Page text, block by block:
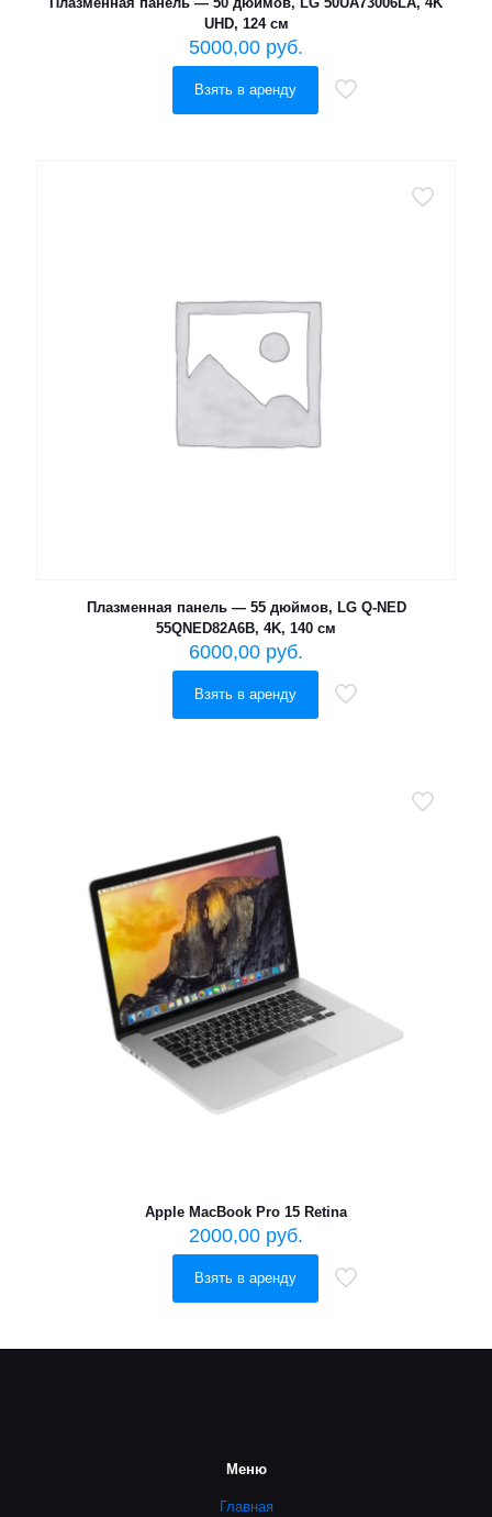
UHD, 124 см
5000,00 руб.
Взять в аренду
Плазменная панель — 55 дюймов, LG Q-NED
55QNED82A6B, 4K, 140 см
6000,00 руб.
Взять в аренду
Apple MacBook Pro 15 Retina
2000,00 руб.
Взять в аренду
Меню
Главная